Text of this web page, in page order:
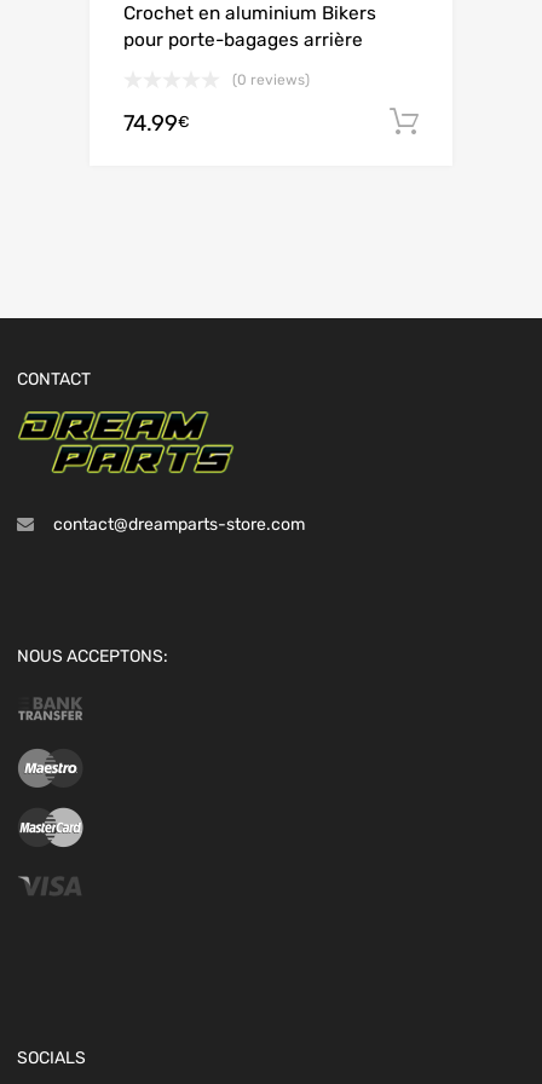
Crochet en aluminium Bikers
pour porte-bagages arrière
(0 reviews)
74.99€
CONTACT
contact@dreamparts-store.com
NOUS ACCEPTONS:
SOCIALS